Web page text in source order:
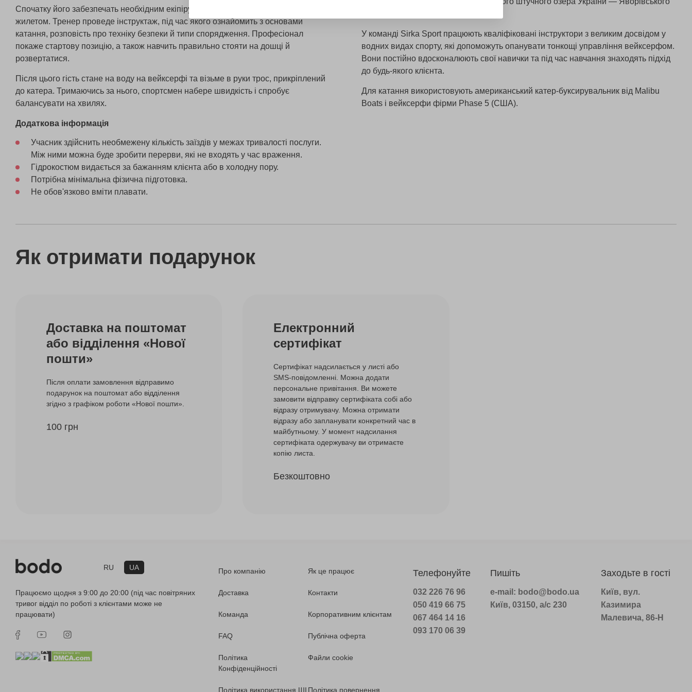
Спочатку його забезпечать необхідним екіпіруванням — бордом та рятувальним
жилетом. Тренер проведе інструктаж, під час якого ознайомить з основами
катання, розповість про техніку безпеки й типи спорядження. Професіонал
покаже стартову позицію, а також навчить правильно стояти на дошці й
розвертатися.
Після цього гість стане на воду на вейксерфі та візьме в руки трос, прикріплений
до катера. Тримаючись за нього, спортсмен набере швидкість і спробує
балансувати на хвилях.
Додаткова інформація
Учасник здійснить необмежену кількість заїздів у межах тривалості послуги.
Між ними можна буде зробити перерви, які не входять у час враження.
Гідрокостюм видається за бажанням клієнта або в холодну пору.
Потрібна мінімальна фізична підготовка.
Не обов'язково вміти плавати.
У команді Sirka Sport працюють кваліфіковані інструктори з великим досвідом у
водних видах спорту, які допоможуть опанувати тонкощі управління вейксерфом.
Вони постійно вдосконалюють свої навички та під час навчання знаходять підхід
до будь-якого клієнта.
Для катання використовують американський катер-буксирувальник від Malibu
Boats і вейксерфи фірми Phase 5 (США).
Як отримати подарунок
Доставка на поштомат
або відділення «Нової
пошти»
Після оплати замовлення відправимо
подарунок на поштомат або відділення
згідно з графіком роботи «Нової пошти».
100 грн
Електронний
сертифікат
Сертифікат надсилається у листі або
SMS-повідомленні. Можна додати
персональне привітання. Ви можете
замовити відправку сертифіката собі або
відразу отримувачу. Можна отримати
відразу або запланувати конкретний час в
майбутньому. У момент надсилання
сертифіката одержувачу ви отримаєте
копію листа.
Безкоштовно
RU UA
Працюємо щодня з 9:00 до 20:00 (під час повітряних
тривог відділ по роботі з клієнтами може не
працювати)
Про компанію Як це працює
Доставка Контакти
Команда Корпоративним клієнтам
FAQ Публічна оферта
Політика
Конфіденційності
Файли cookie
Політика використання ШІ Політика повернення
Телефонуйте
032 226 76 96
050 419 66 75
067 464 14 16
093 170 06 39
Пишіть
e-mail: bodo@bodo.ua
Київ, 03150, а/с 230
Заходьте в гості
Київ, вул.
Казимира
Малевича, 86-Н